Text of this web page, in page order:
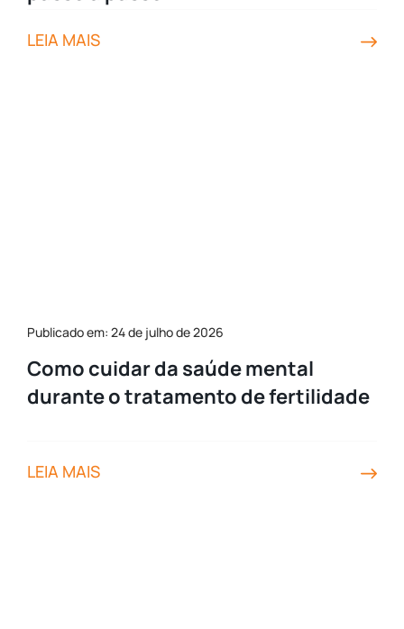
LEIA MAIS
Publicado em: 24 de julho de 2026
Como cuidar da saúde mental
durante o tratamento de fertilidade
LEIA MAIS